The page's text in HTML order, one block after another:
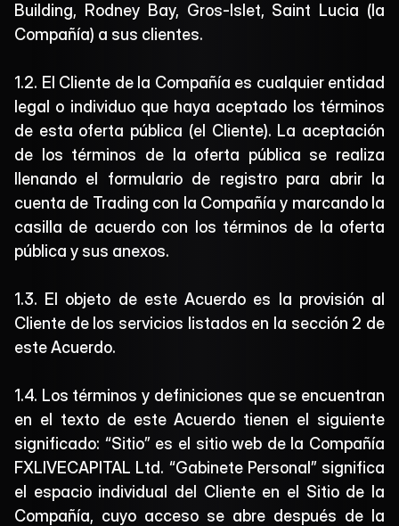
Building, Rodney Bay, Gros-Islet, Saint Lucia (la
Compañía) a sus clientes.
1.2. El Cliente de la Compañía es cualquier entidad
legal o individuo que haya aceptado los términos
de esta oferta pública (el Cliente). La aceptación
de los términos de la oferta pública se realiza
llenando el formulario de registro para abrir la
cuenta de Trading con la Compañía y marcando la
casilla de acuerdo con los términos de la oferta
pública y sus anexos.
1.3. El objeto de este Acuerdo es la provisión al
Cliente de los servicios listados en la sección 2 de
este Acuerdo.
1.4. Los términos y definiciones que se encuentran
en el texto de este Acuerdo tienen el siguiente
significado: “Sitio” es el sitio web de la Compañía
FXLIVECAPITAL Ltd. “Gabinete Personal” significa
el espacio individual del Cliente en el Sitio de la
Compañía, cuyo acceso se abre después de la